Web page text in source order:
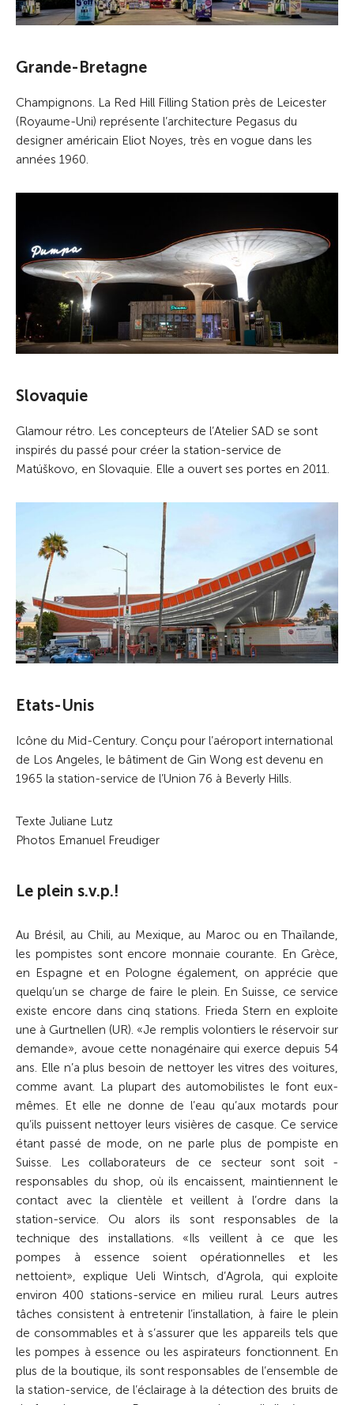
Grande-Bretagne
Champignons. La Red Hill Filling Station près de Leicester
(Royaume-Uni) représente l’architecture Pegasus du
designer américain Eliot Noyes, très en vogue dans les
années 1960.
Slovaquie
Glamour rétro. Les concepteurs de l’Atelier SAD se sont
inspirés du passé pour créer la station-service de
Matúškovo, en Slovaquie. Elle a ouvert ses portes en 2011.
Etats-Unis
Icône du Mid-Century. Conçu pour l’aéroport international
de Los Angeles, le bâtiment de Gin Wong est devenu en
1965 la station-service de l’Union 76 à Beverly Hills.
Texte Juliane Lutz
Photos Emanuel Freudiger
Le plein s.v.p.!
Au Brésil, au Chili, au Mexique, au Maroc ou en Thaïlande,
les pompistes sont encore monnaie courante. En Grèce,
en Espagne et en Pologne également, on apprécie que
quelqu’un se charge de faire le plein. En Suisse, ce service
existe encore dans cinq stations. Frieda Stern en exploite
une à Gurtnellen (UR). «Je remplis volontiers le réservoir sur
demande», avoue cette nonagénaire qui exerce depuis 54
ans. Elle n’a plus besoin de nettoyer les vitres des voitures,
comme avant. La plupart des automobilistes le font eux-
mêmes. Et elle ne donne de l’eau qu’aux motards pour
qu’ils puissent nettoyer leurs visières de casque. Ce service
étant passé de mode, on ne parle plus de pompiste en
Suisse. Les colla­borateurs de ce secteur sont soit ­
responsables du shop, où ils ­encaissent, maintiennent le
contact avec la clientèle et veillent à l’ordre dans la
station-­service. Ou alors ils sont responsables de la
technique des installations. «Ils veillent à ce que les
pompes à essence soient opérationnelles et les
nettoient», explique Ueli Wintsch, d’Agrola, qui exploite
environ 400 stations-service en milieu rural. Leurs autres
tâches consistent à entretenir l’installation, à faire le plein
de consommables et à s’assurer que les appareils tels que
les pompes à essence ou les aspirateurs fonctionnent. En
plus de la boutique, ils sont responsables de l’ensemble de
la station-service, de l’éclairage à la détection des bruits de